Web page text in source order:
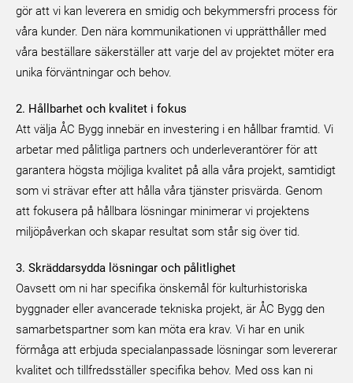
gör att vi kan leverera en smidig och bekymmersfri process för
våra kunder. Den nära kommunikationen vi upprätthåller med
våra beställare säkerställer att varje del av projektet möter era
unika förväntningar och behov.
2. Hållbarhet och kvalitet i fokus
Att välja ÅC Bygg innebär en investering i en hållbar framtid. Vi
arbetar med pålitliga partners och underleverantörer för att
garantera högsta möjliga kvalitet på alla våra projekt, samtidigt
som vi strävar efter att hålla våra tjänster prisvärda. Genom
att fokusera på hållbara lösningar minimerar vi projektens
miljöpåverkan och skapar resultat som står sig över tid.
3. Skräddarsydda lösningar och pålitlighet
Oavsett om ni har specifika önskemål för kulturhistoriska
byggnader eller avancerade tekniska projekt, är ÅC Bygg den
samarbetspartner som kan möta era krav. Vi har en unik
förmåga att erbjuda specialanpassade lösningar som levererar
kvalitet och tillfredsställer specifika behov. Med oss kan ni